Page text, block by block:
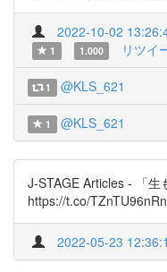
2022-10-02
1
1.000 リツイ
1 @KLS_621
1 @KLS_621
J-STAGE Articles - 「生
https://t.co/TZnTU96nRn
2022-05-23